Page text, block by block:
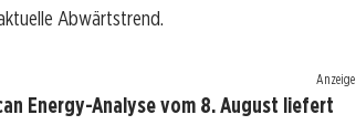
Abwärtstrend.
Anzeige
Energy-Analyse vom 8. August liefert